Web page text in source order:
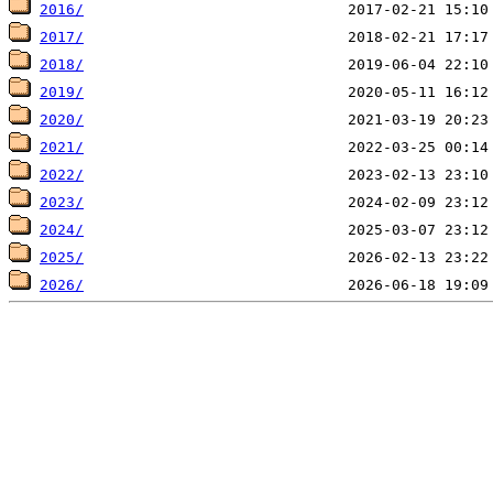
2016/
2017/
2018/
2019/
2020/
2021/
2022/
2023/
2024/
2025/
2026/